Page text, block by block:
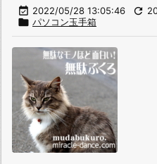
 2022/05/28 13:05:46 
 パソコン玉手箱